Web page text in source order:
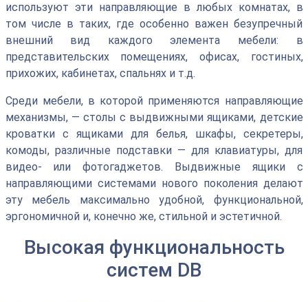
используют эти направляющие в любых комнатах, в
том числе в таких, где особенно важен безупречный
внешний вид каждого элемента мебели: в
представительских помещениях, офисах, гостиных,
прихожих, кабинетах, спальнях и т.д.
Среди мебели, в которой применяются направляющие
механизмы, — столы с выдвижными ящиками, детские
кроватки с ящиками для белья, шкафы, секретеры,
комоды, различные подставки — для клавиатуры, для
видео- или фотогаджетов. Выдвижные ящики с
направляющими системами нового поколения делают
эту мебель максимально удобной, функциональной,
эргономичной и, конечно же, стильной и эстетичной.
Высокая функциональность
систем DB